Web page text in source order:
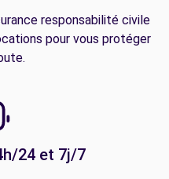
responsabilité civile
pour vous protéger
24 et 7j/7